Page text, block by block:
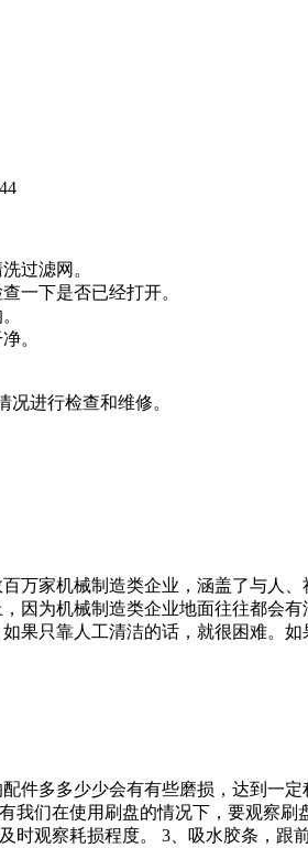
过滤网。
一下是否已经打开。
。
进行检查和维修。
万家机械制造类企业，涵盖了与人
因为机械制造类企业地面往往都会
果只靠人工清洁的话，就很困难。
件多多少少会有有些磨损，达到一
我们在使用刷盘的情况下，要观察刷
观察耗损程度。 3、吸水胶条，跟